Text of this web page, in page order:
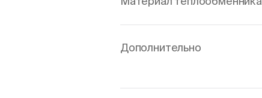
Дополнительно